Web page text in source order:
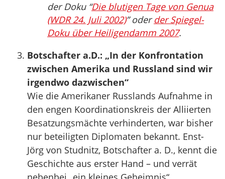
der Doku “Die blutigen Tage von Genua
(WDR 24. Juli 2002)” oderder Spiegel-
Doku über Heiligendamm 2007.
Botschafter a.D.: „In der Konfrontation
zwischen Amerika und Russland sind wir
irgendwo dazwischen“
Wie die Amerikaner Russlands Aufnahme in
den engen Koordinationskreis der Alliierten
Besatzungsmächte verhinderten, war bisher
nur beteiligten Diplomaten bekannt. Enst-
Jörg von Studnitz, Botschafter a. D., kennt die
Geschichte aus erster Hand – und verrät